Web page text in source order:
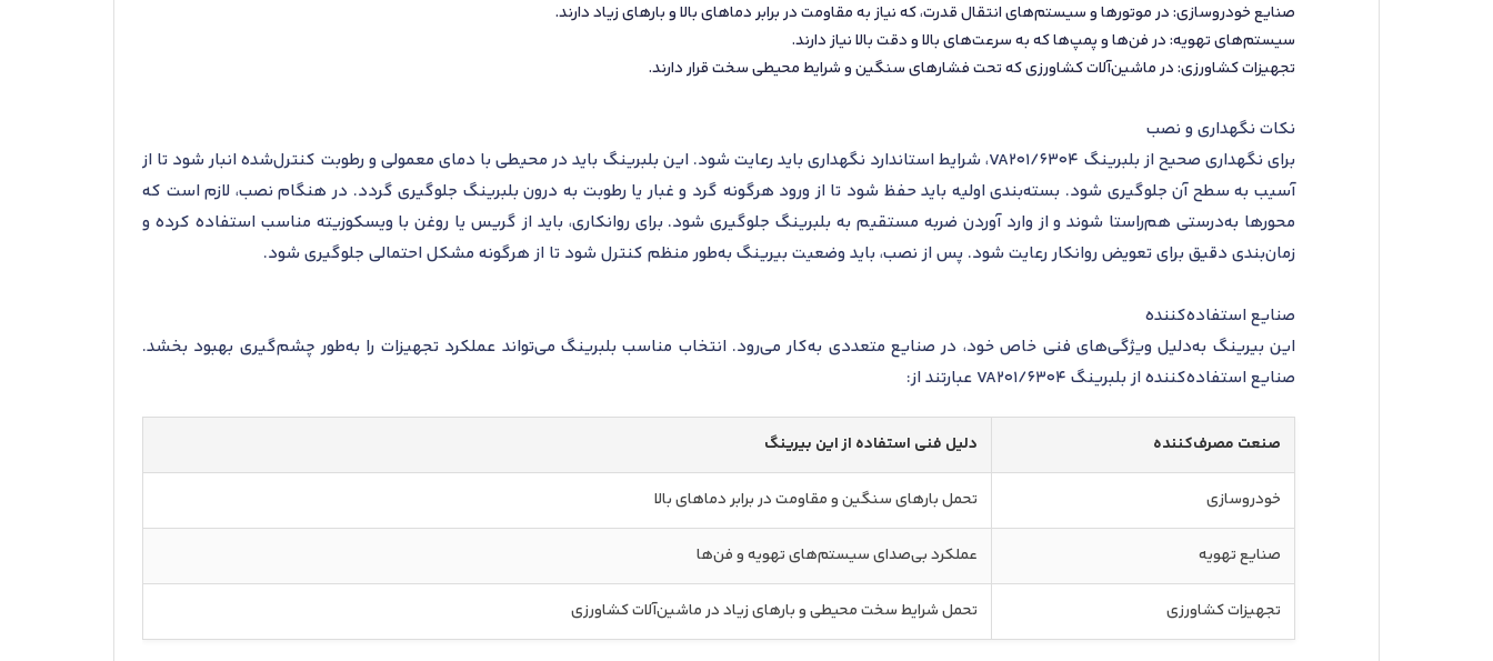
صنایع خودروسازی: در موتورها و سیستم‌های انتقال قدرت، که نیاز به مقاومت در برابر دماهای بالا و بارهای زیاد دارند.
سیستم‌های تهویه: در فن‌ها و پمپ‌ها که به سرعت‌های بالا و دقت بالا نیاز دارند.
تجهیزات کشاورزی: در ماشین‌آلات کشاورزی که تحت فشارهای سنگین و شرایط محیطی سخت قرار دارند.
نکات نگهداری و نصب
برای نگهداری صحیح از بلبرینگ 6304/VA201، شرایط استاندارد نگهداری باید رعایت شود. این بلبرینگ باید در محیطی با دمای معمولی و رطوبت کنترل‌شده انبار شود تا از
آسیب به سطح آن جلوگیری شود. بسته‌بندی اولیه باید حفظ شود تا از ورود هرگونه گرد و غبار یا رطوبت به درون بلبرینگ جلوگیری گردد. در هنگام نصب، لازم است که
محورها به‌درستی هم‌راستا شوند و از وارد آوردن ضربه مستقیم به بلبرینگ جلوگیری شود. برای روانکاری، باید از گریس یا روغن با ویسکوزیته مناسب استفاده کرده و
زمان‌بندی دقیق برای تعویض روانکار رعایت شود. پس از نصب، باید وضعیت بیرینگ به‌طور منظم کنترل شود تا از هرگونه مشکل احتمالی جلوگیری شود.
صنایع استفاده‌کننده
این بیرینگ به‌دلیل ویژگی‌های فنی خاص خود، در صنایع متعددی به‌کار می‌رود. انتخاب مناسب بلبرینگ می‌تواند عملکرد تجهیزات را به‌طور چشم‌گیری بهبود بخشد.
صنایع استفاده‌کننده از بلبرینگ 6304/VA201 عبارتند از:
صنعت مصرف‌کننده دلیل فنی استفاده از این بیرینگ
خودروسازی تحمل بارهای سنگین و مقاومت در برابر دماهای بالا
صنایع تهویه عملکرد بی‌صدای سیستم‌های تهویه و فن‌ها
تجهیزات کشاورزی تحمل شرایط سخت محیطی و بارهای زیاد در ماشین‌آلات کشاورزی